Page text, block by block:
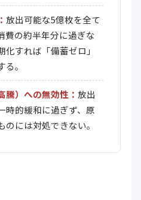
放出可能な5億枚を全て
費の約半年分に過ぎな
すれば「備蓄ゼロ」
。
騰）への無効性： 放出
時的緩和に過ぎず、原
には対処できない。